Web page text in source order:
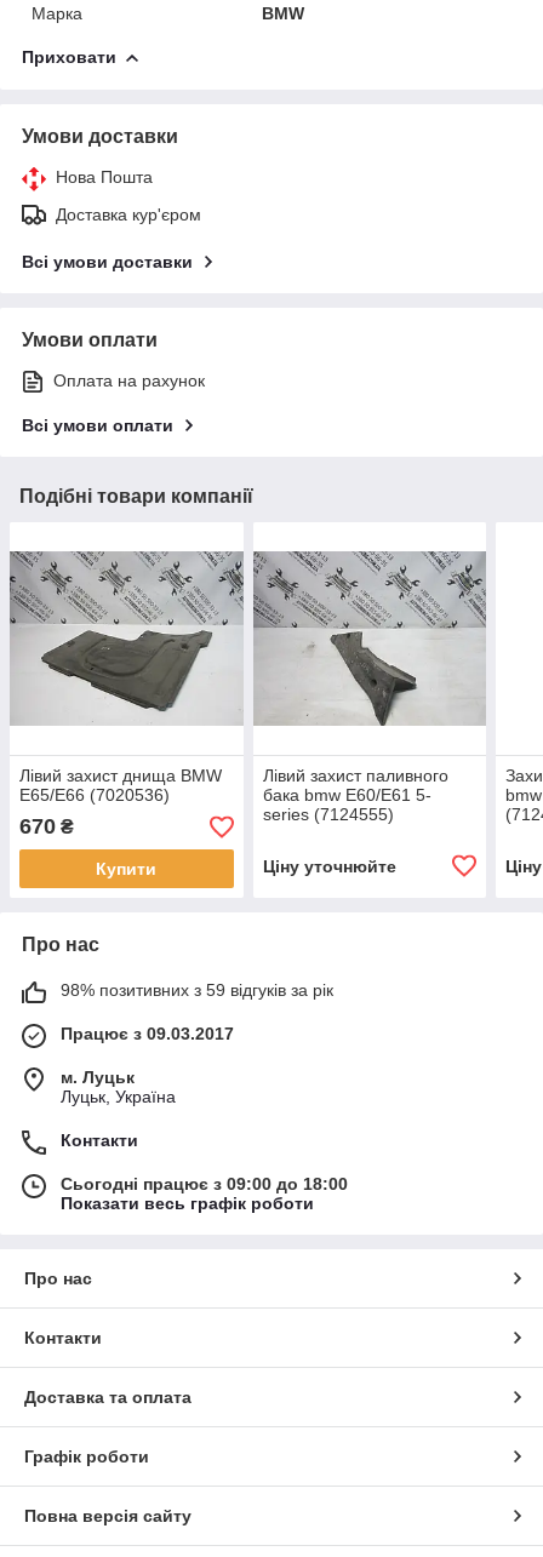
Марка
BMW
Приховати
Умови доставки
Нова Пошта
Доставка кур'єром
Всі умови доставки
Умови оплати
Оплата на рахунок
Всі умови оплати
Подібні товари компанії
Лівий захист днища BMW
E65/E66 (7020536)
670 ₴
Купити
Лівий захист паливного
бака bmw E60/E61 5-
series (7124555)
Ціну уточнюйте
Про нас
98% позитивних з 59 відгуків за рік
Працює з 09.03.2017
м. Луцьк
Луцьк, Україна
Контакти
Сьогодні працює з 09:00 до 18:00
Показати весь графік роботи
Про нас
Контакти
Доставка та оплата
Графік роботи
Повна версія сайту